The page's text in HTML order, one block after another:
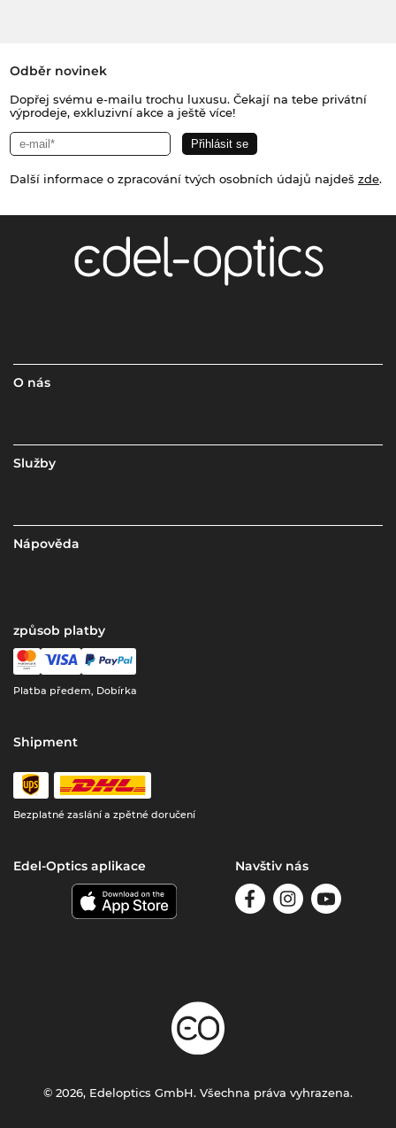
Odběr novinek
Dopřej svému e-mailu trochu luxusu. Čekají na tebe privátní
výprodeje, exkluzivní akce a ještě více!
Další informace o zpracování tvých osobních údajů najdeš zde.
O nás
Služby
Nápověda
způsob platby
Platba předem, Dobírka
Shipment
Bezplatné zaslání a zpětné doručení
Edel-Optics aplikace Navštiv nás
© 2026, Edeloptics GmbH. Všechna práva vyhrazena.